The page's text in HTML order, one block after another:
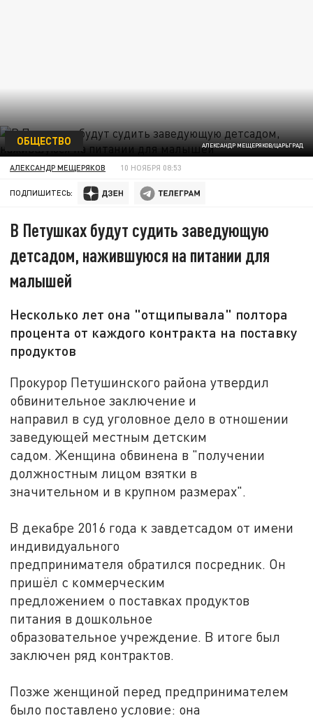
АЛЕКСАНДР МЕЩЕРЯКОВ/ЦАРЬГРАД
ОБЩЕСТВО
АЛЕКСАНДР МЕЩЕРЯКОВ 10 НОЯБРЯ 08:53
ПОДПИШИТЕСЬ:
В Петушках будут судить заведующую
детсадом, нажившуюся на питании для
малышей
Несколько лет она "отщипывала" полтора
процента от каждого контракта на поставку
продуктов
Прокурор Петушинского района утвердил
обвинительное заключение и
направил в суд уголовное дело в отношении
заведующей местным детским
садом. Женщина обвинена в "получении
должностным лицом взятки в
значительном и в крупном размерах".
В декабре 2016 года к завдетсадом от имени
индивидуального
предпринимателя обратился посредник. Он
пришёл с коммерческим
предложением о поставках продуктов
питания в дошкольное
образовательное учреждение. В итоге был
заключен ряд контрактов.
Позже женщиной перед предпринимателем
было поставлено условие: она